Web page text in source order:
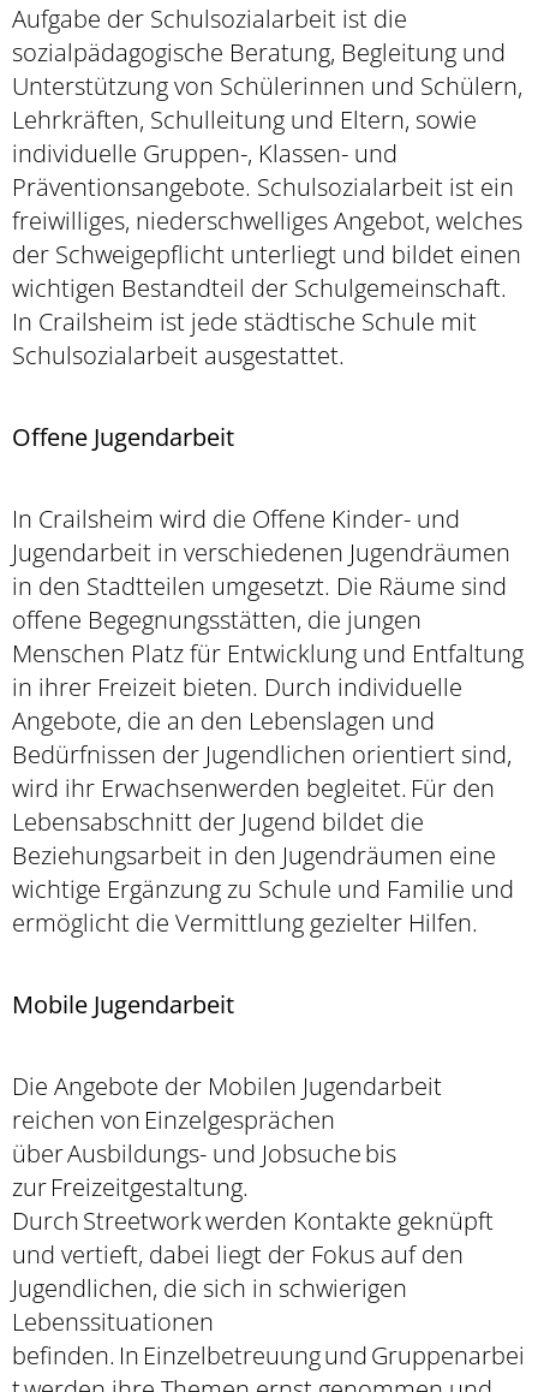
Aufgabe der Schulsozialarbeit ist die
sozialpädagogische Beratung, Begleitung und
Unterstützung von Schülerinnen und Schülern,
Lehrkräften, Schulleitung und Eltern, sowie
individuelle Gruppen-, Klassen- und
Präventionsangebote. Schulsozialarbeit ist ein
freiwilliges, niederschwelliges Angebot, welches
der Schweigepflicht unterliegt und bildet einen
wichtigen Bestandteil der Schulgemeinschaft.
In Crailsheim ist jede städtische Schule mit
Schulsozialarbeit ausgestattet.
Offene Jugendarbeit
In Crailsheim wird die Offene Kinder- und
Jugendarbeit in verschiedenen Jugendräumen
in den Stadtteilen umgesetzt. Die Räume sind
offene Begegnungsstätten, die jungen
Menschen Platz für Entwicklung und Entfaltung
in ihrer Freizeit bieten. Durch individuelle
Angebote, die an den Lebenslagen und
Bedürfnissen der Jugendlichen orientiert sind,
wird ihr Erwachsenwerden begleitet. Für den
Lebensabschnitt der Jugend bildet die
Beziehungsarbeit in den Jugendräumen eine
wichtige Ergänzung zu Schule und Familie und
ermöglicht die Vermittlung gezielter Hilfen.
Mobile Jugendarbeit
Die Angebote der Mobilen Jugendarbeit
reichen von Einzelgesprächen
über Ausbildungs- und Jobsuche bis
zur Freizeitgestaltung.
Durch Streetwork werden Kontakte geknüpft
und vertieft, dabei liegt der Fokus auf den
Jugendlichen, die sich in schwierigen
Lebenssituationen
befinden. In Einzelbetreuung und Gruppenarbei